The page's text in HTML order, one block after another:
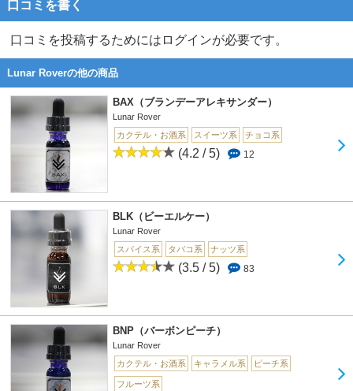
口コミを書く
口コミを投稿するためにはログインが必要です。
Lunar Roverの他の商品
BAX（ブランデーアレキサンダー）
Lunar Rover
カクテル・お酒系
スイーツ系 チョコ系
(4.2 / 5) 12
BLK（ビーエルケー）
Lunar Rover
スパイス系
タバコ系 ナッツ系
(3.5 / 5) 83
BNP（バーボンピーチ）
Lunar Rover
カクテル・お酒系
キャラメル系 ピーチ系
フルーツ系